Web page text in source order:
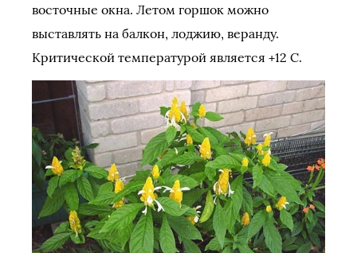
восточные окна. Летом горшок можно
выставлять на балкон, лоджию, веранду.
Критической температурой является +12 С.